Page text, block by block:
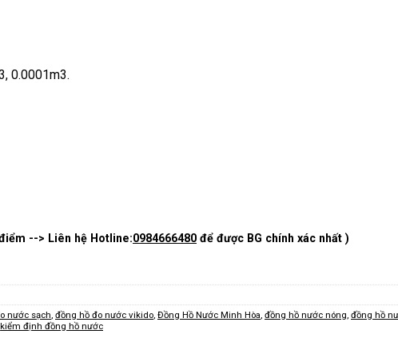
0.0001m3.
--> Liên hệ Hotline:0984666480 để được BG chính xác nhất )
nước sạch, đồng hồ đo nước vikido, Đồng Hồ Nước Minh Hòa, đồng hồ nước nóng, đồng hồ
kiểm định đồng hồ nước